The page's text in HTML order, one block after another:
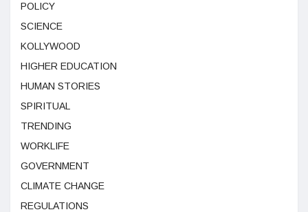
POLICY
SCIENCE
KOLLYWOOD
HIGHER EDUCATION
HUMAN STORIES
SPIRITUAL
TRENDING
WORKLIFE
GOVERNMENT
CLIMATE CHANGE
REGULATIONS